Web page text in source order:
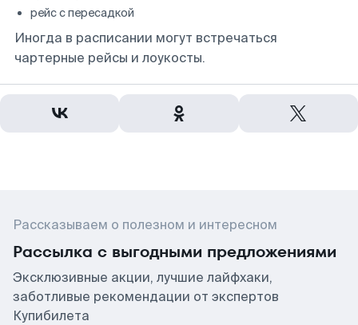
рейс с пересадкой
Иногда в расписании могут встречаться
чартерные рейсы и лоукосты.
Рассказываем о полезном и интересном
Рассылка с выгодными предложениями
Эксклюзивные акции, лучшие лайфхаки,
заботливые рекомендации от экспертов
Купибилета